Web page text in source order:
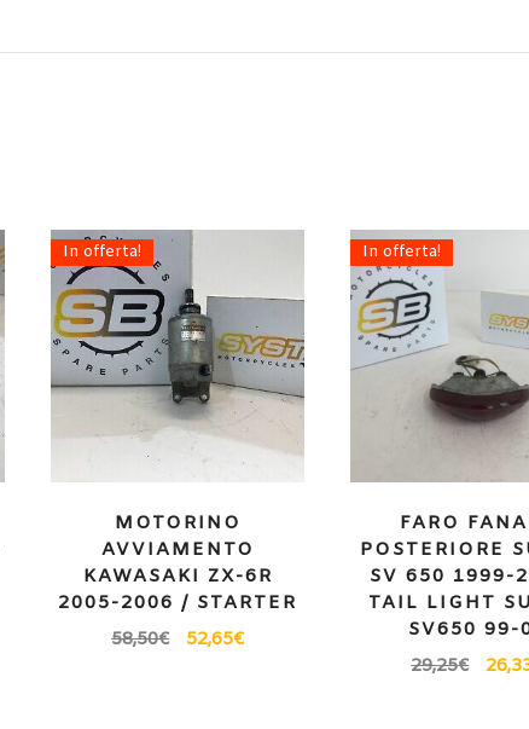
In offerta!
MOTORINO
AVVIAMENTO
KAWASAKI ZX-6R
2005-2006 / STARTER
58,50€ 52,65€
In offerta!
FARO
POSTERIORE
SV 650 1999-
TAIL LIGHT
SV650 99-
29,25€